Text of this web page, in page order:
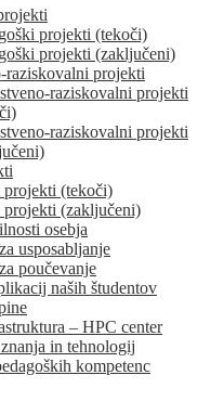
projekti (tekoči)
projekti (zaključeni)
raziskovalni projekti
raziskovalni projekti
raziskovalni projekti
projekti (tekoči)
projekti (zaključeni)
osebja
usposabljanje
poučevanje
naših študentov
– HPC center
in tehnologij
kompetenc